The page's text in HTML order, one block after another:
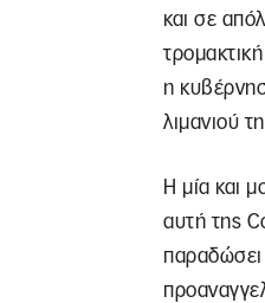
και σε
η
λιμανιού
Η μία και
αυτή της